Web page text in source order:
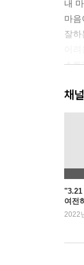
내
마음
잘하
스트
우울
상처
결
계
젊음
선택
여행
밤이
채
"3.21
여전
속 시
2022